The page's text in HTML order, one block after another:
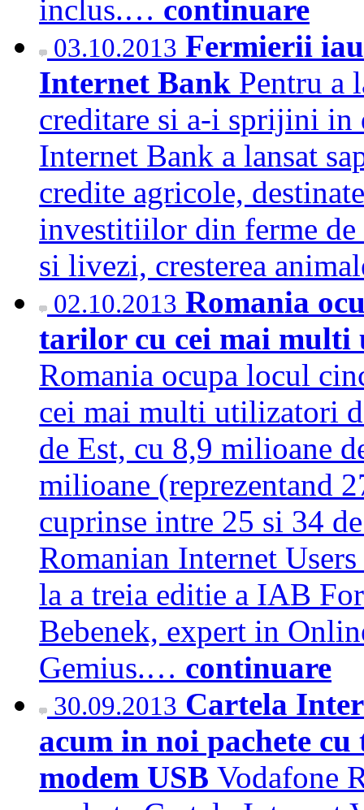
inclus.… continuare
03.10.2013 Fermierii
Internet Bank Pentru a
creditare si a-i sprijini in
Internet Bank a lansat
credite agricole,
investitiilor din ferme
si livezi, cresterea
02.10.2013 Romania
tarilor cu cei mai
Romania ocupa locul
cei mai multi utilizatori
de Est, cu 8,9 milioane
milioane (reprezentand
cuprinse intre 25 si 34
Romanian Internet
la a treia editie a IAB
Bebenek, expert in
Gemius.… continuare
30.09.2013 Cartela
acum in noi pachete
modem USB Vodafone